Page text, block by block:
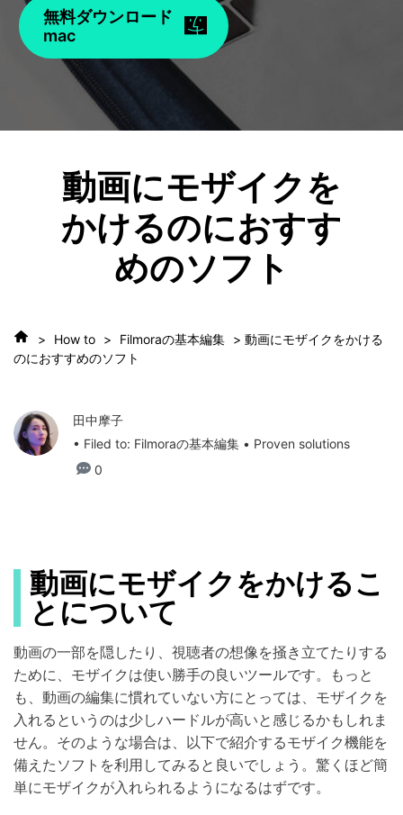
無料ダウンロード
mac
動画にモザイクを
かけるのにおすす
めのソフト
> How to > Filmoraの基本編集 > 動画にモザイクをかける
のにおすすめのソフト
田中摩子
• Filed to: Filmoraの基本編集 • Proven solutions
0
動画にモザイクをかけるこ
とについて
動画の一部を隠したり、視聴者の想像を掻き立てたりする
ために、モザイクは使い勝手の良いツールです。もっと
も、動画の編集に慣れていない方にとっては、モザイクを
入れるというのは少しハードルが高いと感じるかもしれま
せん。そのような場合は、以下で紹介するモザイク機能を
備えたソフトを利用してみると良いでしょう。驚くほど簡
単にモザイクが入れられるようになるはずです。